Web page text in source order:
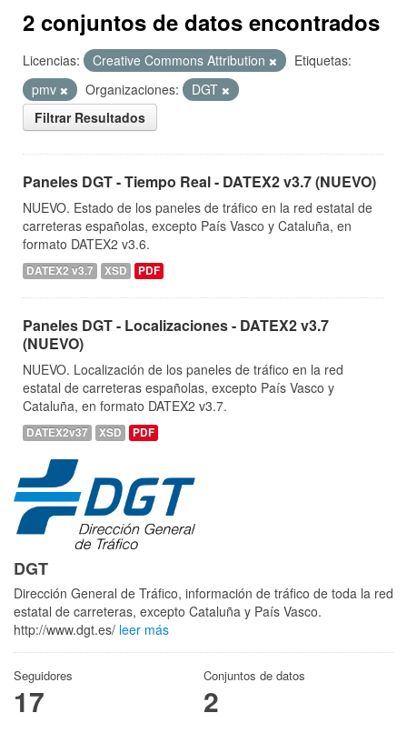
2 conjuntos de datos encontrados
Licencias: Creative Commons Attribution
Etiquetas:
pmv
Organizaciones:
DGT
Filtrar Resultados
Paneles DGT - Tiempo Real - DATEX2 v3.7 (NUEVO)
NUEVO. Estado de los paneles de tráfico en la red estatal de
carreteras españolas, excepto País Vasco y Cataluña, en
formato DATEX2 v3.6.
DATEX2 v3.7 XSD PDF
Paneles DGT - Localizaciones - DATEX2 v3.7
(NUEVO)
NUEVO. Localización de los paneles de tráfico en la red
estatal de carreteras españolas, excepto País Vasco y
Cataluña, en formato DATEX2 v3.7.
DATEX2v37 XSD PDF
DGT
Dirección General de Tráfico, información de tráfico de toda la red
estatal de carreteras, excepto Cataluña y País Vasco.
http://www.dgt.es/ leer más
Seguidores
17
Conjuntos de datos
2